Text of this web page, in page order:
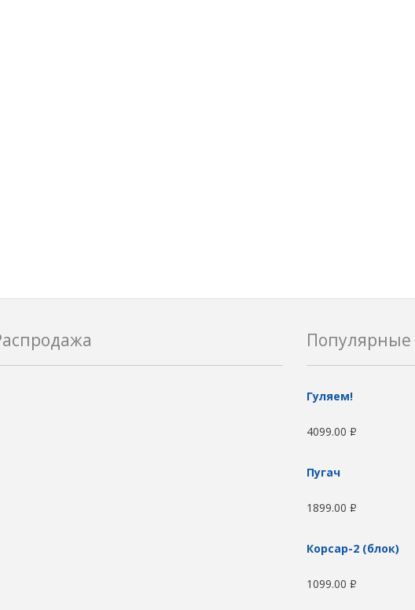
Популярные
Гуляем!
4099.00 Р
Пугач
1899.00 Р
Корсар-2 (блок)
1099.00 Р